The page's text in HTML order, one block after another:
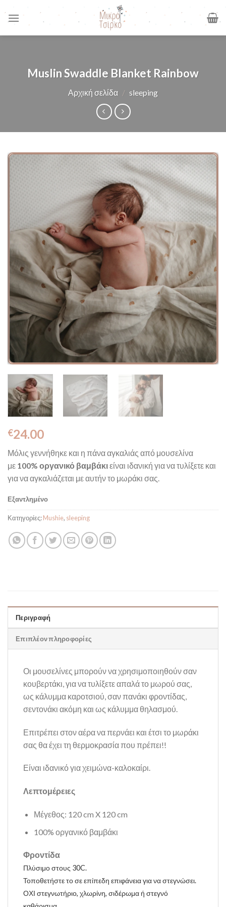
Muslin Swaddle Blanket Rainbow
Αρχική σελίδα / sleeping
€24.00
Μόλις γεννήθηκε και η πάνα αγκαλιάς από μουσελίνα
με 100% οργανικό βαμβάκιείναι ιδανική για να τυλίξετε και
για να αγκαλιάζεται με αυτήν το μωράκι σας.
Εξαντλημένο
Κατηγορίες:Mushie, sleeping
Περιγραφή
Επιπλέον πληροφορίες
Οι μουσελίνες μπορούν να χρησιμοποιηθούν σαν
κουβερτάκι, για να τυλίξετε απαλά το μωρού σας,
ως κάλυμμα καροτσιού, σαν πανάκι φροντίδας,
σεντονάκι ακόμη και ως κάλυμμα θηλασμού.
Επιτρέπει στον αέρα να περνάει και έτσι το μωράκι
σας θα έχει τη θερμοκρασία που πρέπει!!
Είναι ιδανικό για χειμώνα-καλοκαίρι.
Λεπτομέρειες
Μέγεθος: 120 cm X 120 cm
100% οργανικό βαμβάκι
Φροντίδα
Πλύσιμο στους 30C.
Τοποθετήστε το σε επίπεδη επιφάνεια για να στεγνώσει.
ΟΧΙ στεγνωτήριο, χλωρίνη, σιδέρωμα ή στεγνό